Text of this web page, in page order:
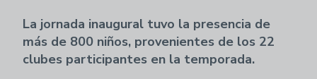
La jornada inaugural tuvo la presencia de
más de 800 niños, provenientes de los 22
clubes participantes en la temporada.